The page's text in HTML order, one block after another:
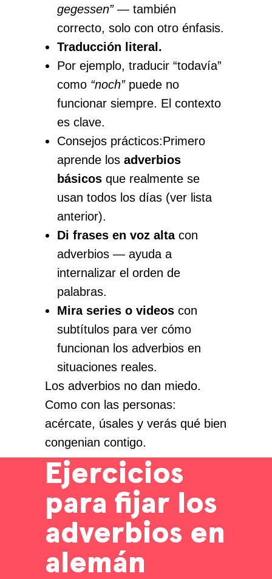
gegessen”— también
correcto, solo con otro énfasis.
Traducción literal.
Por ejemplo, traducir “todavía”
como “noch”puede no
funcionar siempre. El contexto
es clave.
Consejos prácticos:Primero
aprende los adverbios
básicos que realmente se
usan todos los días (ver lista
anterior).
Di frases en voz altacon
adverbios — ayuda a
internalizar el orden de
palabras.
Mira series o videos con
subtítulos para ver cómo
funcionan los adverbios en
situaciones reales.
Los adverbios no dan miedo.
Como con las personas:
acércate, úsales y verás qué bien
congenian contigo.
Ejercicios
para fijar los
adverbios en
alemán